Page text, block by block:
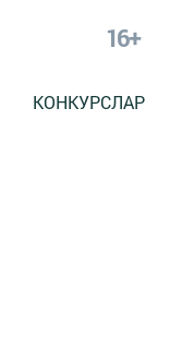
16+
КОНКУРСЛАР